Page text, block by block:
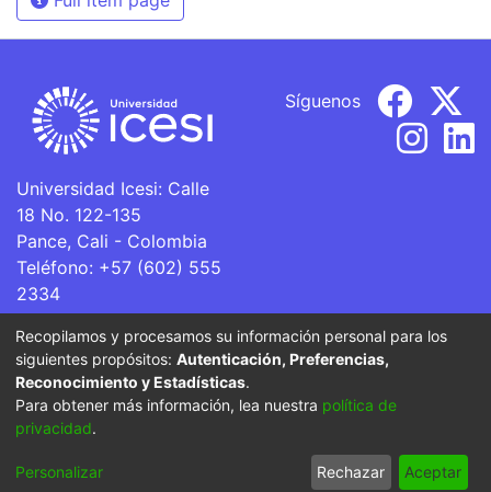
Universidad Icesi: Calle
18 No. 122-135
Pance, Cali - Colombia
Teléfono: +57 (602) 555
2334
ventanillaunica@icesi.edu.co
Síguenos
La Universidad Icesi es una Institución de Educación
Superior que se encuentra sujeta a inspección y vigilancia
por parte del Ministerio de Educación Nacional.
Cookie
End User
Agreement
Send
Feedback
Recopilamos y procesamos su información personal para los
siguientes propósitos: Autenticación, Preferencias,
Reconocimiento y Estadísticas.
Para obtener más información, lea nuestra política de
privacidad.
Personalizar Rechazar Aceptar